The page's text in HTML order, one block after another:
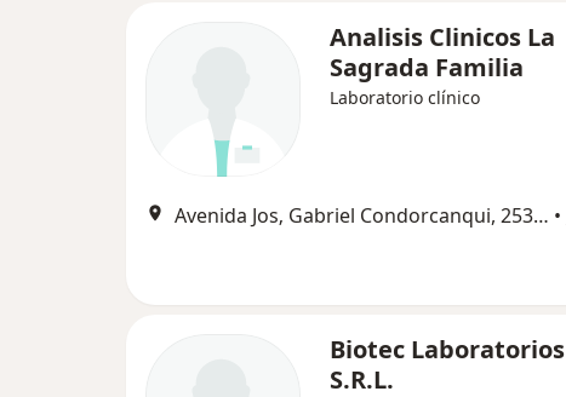
Analisis Clinicos La
Sagrada Familia
Laboratorio clínico
Avenida Jos‚ Gabriel Condorcanqui, 2531, Trujillo •
Biotec Laboratorios
S.R.L.